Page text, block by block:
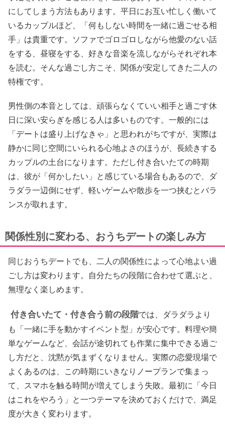
にしてしまう方法もあります。平日にお互い忙しく働いて
いるカップルほど、「何もしない時間を一緒に過ごせる相
手」は貴重です。ソファでゴロゴロしながら他愛のない話
をする、昼寝をする、好きな音楽を流しながらそれぞれ本
を読む。そんな過ごし方こそ、関係が安定してきた二人の
特権です。
男性側の本音としては、頑張らなくていい相手と過ごす休
日に深い安らぎを感じる人は多いものです。一般的には
「デートは盛り上げなきゃ」と思われがちですが、実際は
静かに同じ空間にいられる心地よさのほうが、長続きする
カップルの土台になります。ただし付き合いたての時期
は、彼が「何かしたい」と感じている場合もあるので、ダ
ラダラ一辺倒にせず、軽いゲームや散歩を一つ挟むとバラ
ンスが取れます。
関係性別に変わる、おうちデートの楽しみ方
同じおうちデートでも、二人の関係性によって心地よい過
ごし方は変わります。自分たちの段階に合わせて選ぶと、
無理なく楽しめます。
付き合いたて・付き合う前の段階では、ダラダラより
も「一緒に手を動かすイベント型」が安心です。料理や簡
単なゲームなど、会話が途切れても作業に集中できる過ご
し方だと、沈黙が気まずくなりません。実際の恋愛現場で
よくあるのは、この時期にいきなりノープランで集まっ
て、スマホを触る時間が増えてしまう失敗。最初に「今日
はこれをやろう」と一つテーマを決めておくだけで、満足
度が大きく変わります。